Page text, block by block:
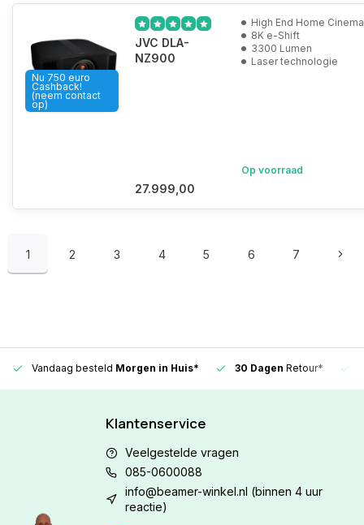
Nu 750 euro
Cashback!
(neem contact
op)
JVC DLA-
NZ900
27.999,00
High End Home Cinema
8K e-Shift
3300 Lumen
Laser technologie
Op voorraad
1 2 3 4 5 6 7
Vandaag besteld Morgen in Huis* 30 Dagen Retour*
Klantenservice
Veelgestelde vragen
085-0600088
info@beamer-winkel.nl (binnen 4 uur
reactie)